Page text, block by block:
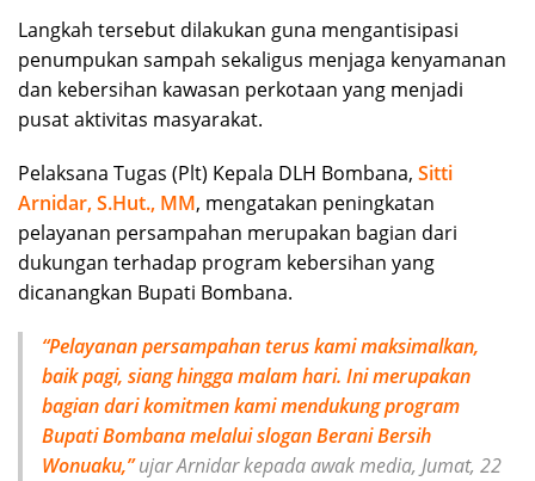
Langkah tersebut dilakukan guna mengantisipasi
penumpukan sampah sekaligus menjaga kenyamanan
dan kebersihan kawasan perkotaan yang menjadi
pusat aktivitas masyarakat.
Pelaksana Tugas (Plt) Kepala DLH Bombana, Sitti
Arnidar, S.Hut., MM, mengatakan peningkatan
pelayanan persampahan merupakan bagian dari
dukungan terhadap program kebersihan yang
dicanangkan Bupati Bombana.
“Pelayanan persampahan terus kami maksimalkan,
baik pagi, siang hingga malam hari. Ini merupakan
bagian dari komitmen kami mendukung program
Bupati Bombana melalui slogan Berani Bersih
Wonuaku,” ujar Arnidar kepada awak media, Jumat, 22